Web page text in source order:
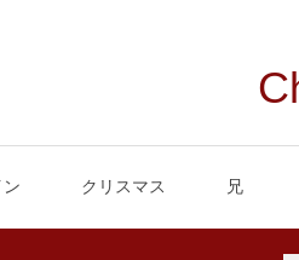
ン クリスマス 兄